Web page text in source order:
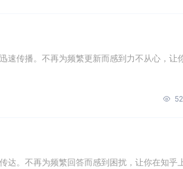
速传播。不再为频繁更新而感到力不从心，让
达。不再为频繁回答而感到困扰，让你在知乎